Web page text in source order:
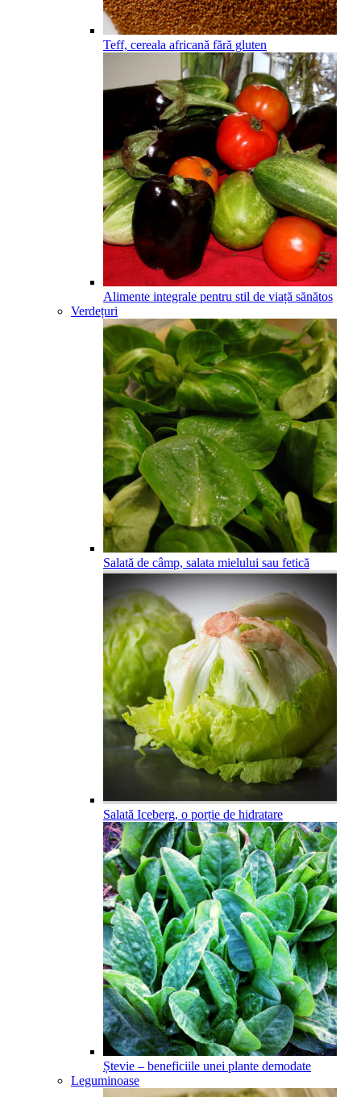
Teff, cereala africană fără gluten
Alimente integrale pentru stil de viață sănătos
Verdețuri
Salată de câmp, salata mielului sau fetică
Salată Iceberg, o porție de hidratare
Ștevie – beneficiile unei plante demodate
Leguminoase